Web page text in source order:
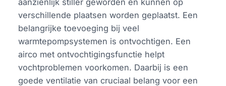
verschillende plaatsen worden geplaatst. Een
belangrijke toevoeging bij veel
warmtepompsystemen is ontvochtigen. Een
airco met ontvochtigingsfunctie helpt
vochtproblemen voorkomen. Daarbij is een
goede ventilatie van cruciaal belang voor een